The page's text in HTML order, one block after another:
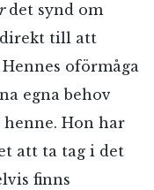
det synd om
till att
oförmåga
egna behov
Hon har
att ta tag i det
finns